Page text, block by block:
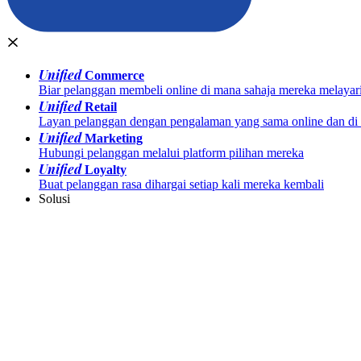
UnifiedCommerce
Biar pelanggan membeli online di mana sahaja mereka melayari
UnifiedRetail
Layan pelanggan dengan pengalaman yang sama online dan
UnifiedMarketing
Hubungi pelanggan melalui platform pilihan mereka
UnifiedLoyalty
Buat pelanggan rasa dihargai setiap kali mereka kembali
Solusi